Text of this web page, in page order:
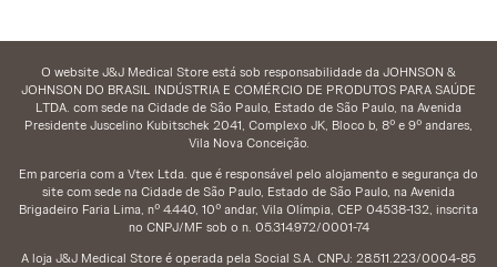
O website J&J Medical Store está sob responsabilidade da JOHNSON &
JOHNSON DO BRASIL INDÚSTRIA E COMÉRCIO DE PRODUTOS PARA SAÚDE
LTDA. com sede na Cidade de São Paulo, Estado de São Paulo, na Avenida
Presidente Juscelino Kubitschek 2041, Complexo JK, Bloco b, 8º e 9º andares,
Vila Nova Conceição.
Em parceria com a Vtex Ltda. que é responsável pelo alojamento e segurança do
site com sede na Cidade de São Paulo, Estado de São Paulo, na Avenida
Brigadeiro Faria Lima, nº 4.440, 10º andar, Vila Olímpia, CEP 04538-132, inscrita
no CNPJ/MF sob o n. 05.314.972/0001-74
A loja J&J Medical Store é operada pela Social S.A. CNPJ: 28.511.223/0004-85